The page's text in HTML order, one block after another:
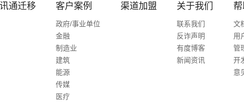
通迁移 客户案例
政府/事业单位
金融
制造业
建筑
能源
传媒
医疗
渠道加盟 关于我们
联系我们
反诈声明
有度博客
新闻资讯
文
用
管
开
意